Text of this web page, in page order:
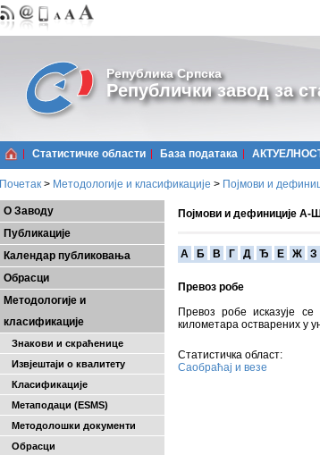
Република Српска
Републички завод за
Статистичке области Базa података
Почетак > Методологије и класификације > Појмови и
О Заводу
Публикације
Календар публиковања
Обрасци
Методологије и
класификације
Знакови и скраћенице
Извјештаји о квалитету
Класификације
Метаподаци (ESMS)
Методолошки документи
Обрасци
Појмови и дефиниције
A Б В Г Д Ђ Е Ж З
Превоз робе
Превоз робе исказује
километара остварених у
Статистичка област:
Саобраћај и везе